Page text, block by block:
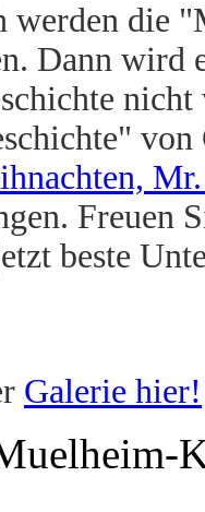
die
Dann wird
Freuen
beste
Galerie hier!